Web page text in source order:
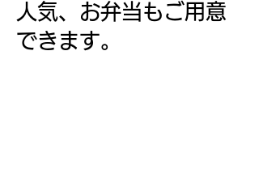
人気、お弁当もご用意
できます。